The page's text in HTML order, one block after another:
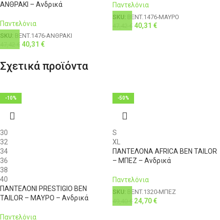
ΑΝΘΡΑΚΙ – Ανδρικά
Παντελόνια
SKU: BENT.1476-ΑΝΘΡΑΚΙ
€ 40,31 €
Παντελόνια
SKU: BENT.1476-ΜΑΥΡΟ
€ 40,31 €
Σχετικά προϊόντα
-10%
30
32
34
36
38
40
ΠΑΝΤΕΛΟΝΙ PRESTIGIO BEN
TAILOR – ΜΑΥΡΟ – Ανδρικά
Παντελόνια
-50%
S
XL
ΠΑΝΤΕΛΟΝΑ AFRICA BEN TAILOR
– ΜΠΕΖ – Ανδρικά
Παντελόνια
SKU: BENT.1320-ΜΠΕΖ
€ 24,70€